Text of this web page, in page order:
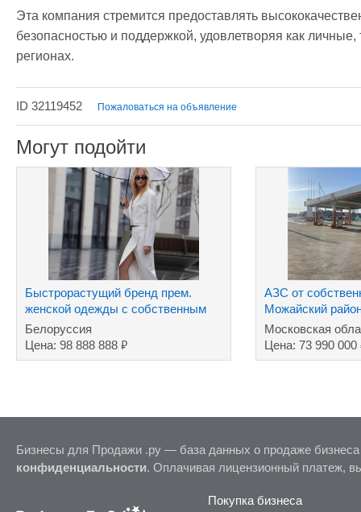
Эта компания стремится предоставлять
безопасностью и поддержкой, удовлетворяя как
регионах.
ID 32119452 Пожаловаться на объявление
Могут подойти
Быстрорастущий бренд прем.
женской одежды с собственным
производством
Белоруссия
Цена: 98 888 888 ₽
АЗС от
Можайский
Московская
Цена: 73 990 000
Бизнесы для Продажи .ру — база данных о продаже
конфиденциальности. Оплачивая лицензионный платеж,
Покупка бизнеса